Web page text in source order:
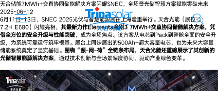
天合储能7MWh+交直协同储能解决方案闪耀SNEC，全场景光储智慧方案赋能零碳未来
2025-06-12
6月11日-13日，SNEC 2025光伏与智慧能源展在上海隆重举行。天合光能（展位号：
7.2H E680）闪耀亮相， 其最新力作Elementa金刚3 7MWh+交直协同储能解决方案，凭
借全方位的安全升级与性能突破，成为全场焦点。该方案从电芯到Pack到整舱全面的安全升
级，为系统可靠运行筑牢根基。展台上同步展出的500Ah+超大容量电芯，也为未来大容量
储能系统奠定了坚实基础。 围绕“源-网-荷”全链条布局，天合光能还重磅展示了其创新的
光储智慧能源解决方案，通过技术创新与全场景深度协同，驱动产业绿色变革。